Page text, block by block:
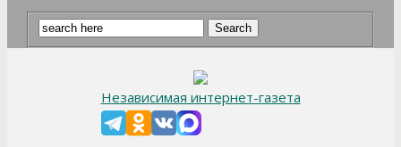
Независимая интернет-газета